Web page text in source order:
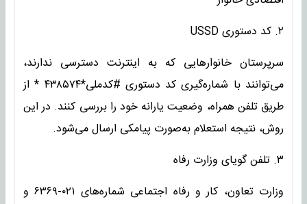
۲. کد دستوری USSD
سرپرستان خانوارهایی که به اینترنت دسترسی ندارند،
می‌توانند با شماره‌گیری کد دستوری #کدملی*۴۳۸۵۷۴ * از
طریق تلفن همراه، وضعیت یارانه خود را بررسی کنند. در این
روش، نتیجه استعلام به‌صورت پیامکی ارسال می‌شود.
۳. تلفن گویای وزارت رفاه
وزارت تعاون، کار و رفاه اجتماعی شماره‌های ۰۲۱-۶۳۶۹ و